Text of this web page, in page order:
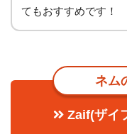
てもおすすめです！
ネム
Zaif(ザイ